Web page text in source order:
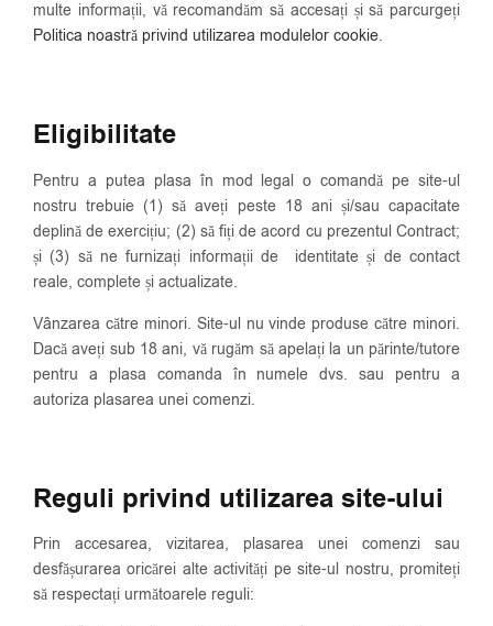
multe informații, vă recomandăm să accesați și să parcurgeți
Politica noastră privind utilizarea modulelor cookie.
Eligibilitate
Pentru a putea plasa în mod legal o comandă pe site-ul
nostru trebuie (1) să aveți peste 18 ani și/sau capacitate
deplină de exercițiu; (2) să fiți de acord cu prezentul Contract;
și (3) să ne furnizați informații de identitate și de contact
reale, complete și actualizate.
Vânzarea către minori. Site-ul nu vinde produse către minori.
Dacă aveți sub 18 ani, vă rugăm să apelați la un părinte/tutore
pentru a plasa comanda în numele dvs. sau pentru a
autoriza plasarea unei comenzi.
Reguli privind utilizarea site-ului
Prin accesarea, vizitarea, plasarea unei comenzi sau
desfășurarea oricărei alte activități pe site-ul nostru, promiteți
să respectați următoarele reguli: